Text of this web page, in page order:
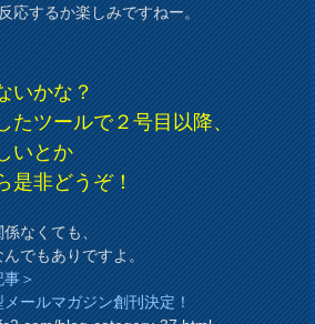
応するか楽しみですねー。
いかな？
たツールで２号目以降、
いとか
是非どうぞ！
係なくても、
でもありですよ。
事＞
ールマガジン創刊決定！